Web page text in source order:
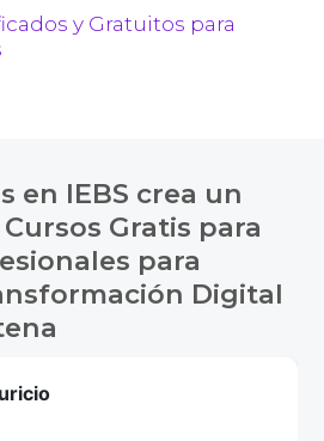
y Gratuitos para
en IEBS crea un
Gratis para
para
Digital